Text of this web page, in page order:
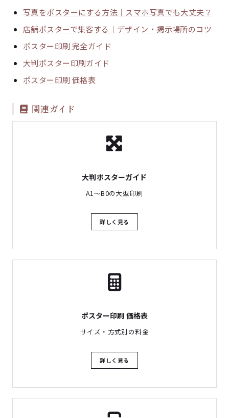
写真をポスターにする方法｜スマホ写真でも大丈夫？
店舗ポスターで集客する｜デザイン・掲示場所のコツ
ポスター印刷 完全ガイド
大判ポスター印刷ガイド
ポスター印刷 価格表
関連ガイド
大判ポスターガイド
A1〜B0の大型印刷
詳しく見る
ポスター印刷 価格表
サイズ・方式別の料金
詳しく見る